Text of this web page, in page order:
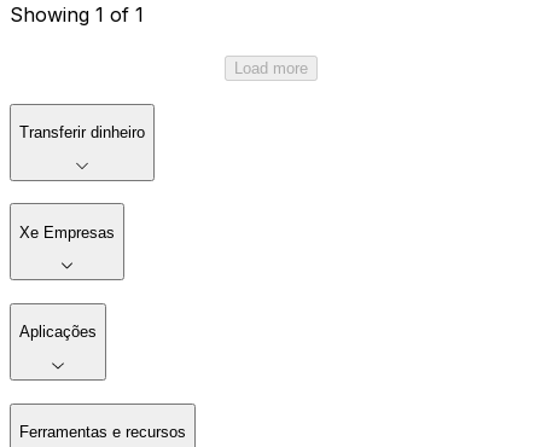
Showing 1 of 1
Load more
Transferir dinheiro
Xe Empresas
Aplicações
Ferramentas e recursos